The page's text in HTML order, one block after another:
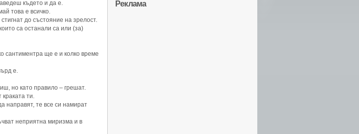
където и да е.
това е всичко.
до състояние на зрелост.
са останали са или (за)
сантиментра ще е и колко време
е.
но като правило – грешат.
ти.
направят, те все си намират
неприятна миризма и в
Реклама